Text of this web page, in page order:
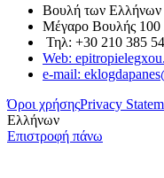
Βουλή των Ελλήνων
Μέγαρο Βουλής 100
Τηλ: +30 210 385
Web:
e-mail:
Όροι χρήσηςPrivacy
Ελλήνων
Επιστροφή πάνω